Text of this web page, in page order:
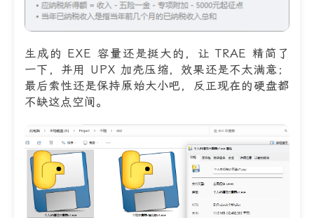
生成的 EXE 容量还是挺大的，让 TRAE 精简了
一下，并用 UPX 加壳压缩，效果还是不太满意；
最后索性还是保持原始大小吧，反正现在的硬盘都
不缺这点空间。